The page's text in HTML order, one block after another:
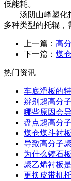
低能耗。
汤阴山峰塑化托
多种类型的托辊，
上一篇： 高
下一篇： 煤
热门资讯
车底滑板的
辨别超高分
哪些原因会
盘点超高分
煤仓煤斗衬
导致高分子
为什么铸石
聚乙烯衬板
更换皮带机